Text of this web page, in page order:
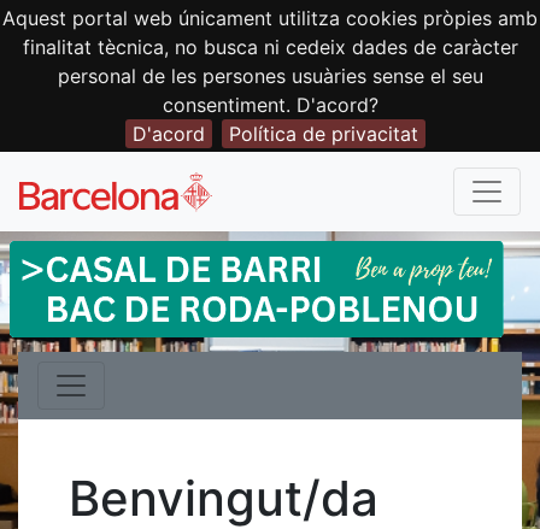
Aquest portal web únicament utilitza cookies pròpies amb
finalitat tècnica, no busca ni cedeix dades de caràcter
personal de les persones usuàries sense el seu
consentiment. D'acord?
D'acord
Política de privacitat
Benvingut/da